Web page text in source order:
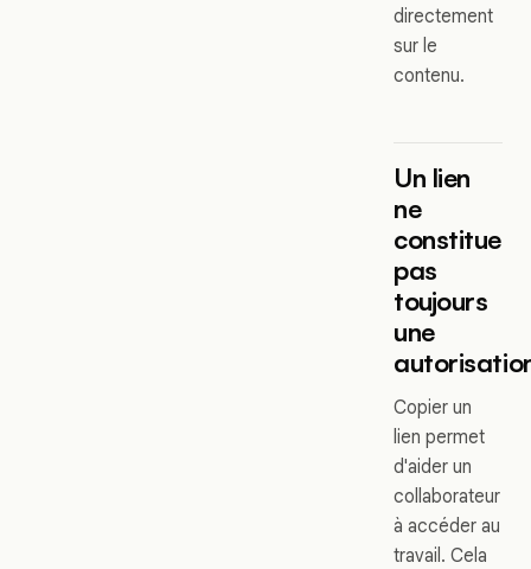
directement
sur le
contenu.
Un lien
ne
constitue
pas
toujours
une
Copier un
lien permet
d'aider un
collaborateur
à accéder au
travail. Cela